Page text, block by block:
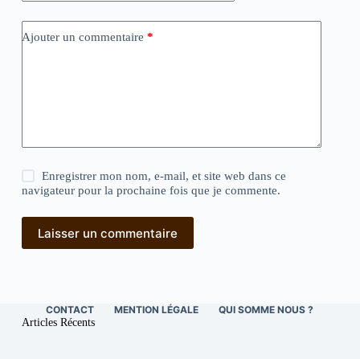
Ajouter un commentaire *
Enregistrer mon nom, e-mail, et site web dans ce
navigateur pour la prochaine fois que je commente.
Laisser un commentaire
CONTACT MENTION LÉGALE QUI SOMME NOUS ?
Articles Récents